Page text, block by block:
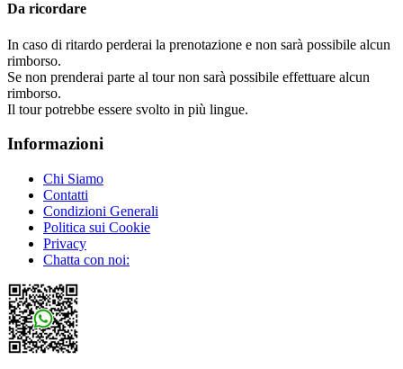
Da ricordare
In caso di ritardo perderai la prenotazione e non sarà possibile alcun
rimborso.
Se non prenderai parte al tour non sarà possibile effettuare alcun
rimborso.
Il tour potrebbe essere svolto in più lingue.
Informazioni
Chi Siamo
Contatti
Condizioni Generali
Politica sui Cookie
Privacy
Chatta con noi: